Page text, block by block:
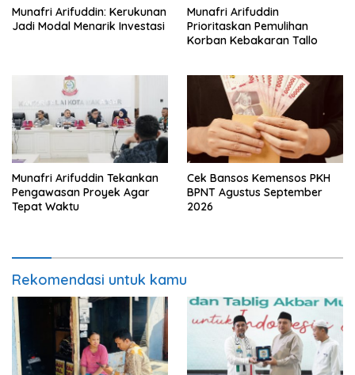
Munafri Arifuddin: Kerukunan
Jadi Modal Menarik Investasi
Munafri Arifuddin
Prioritaskan Pemulihan
Korban Kebakaran Tallo
Munafri Arifuddin Tekankan
Pengawasan Proyek Agar
Tepat Waktu
Cek Bansos Kemensos PKH
BPNT Agustus September
2026
Rekomendasi untuk kamu